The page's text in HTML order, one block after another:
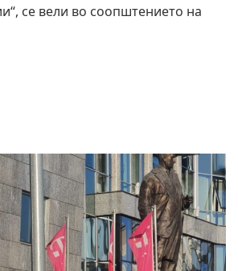
се вели во соопштението на